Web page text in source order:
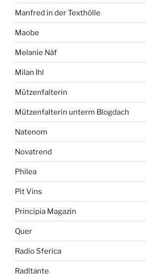
Manfred in der Texthölle
Maobe
Melanie Näf
Milan Ihl
Mützenfalterin
Mützenfalterin unterm Blogdach
Natenom
Novatrend
Philea
Pit Vins
Principia Magazin
Quer
Radio Sferica
Radltante